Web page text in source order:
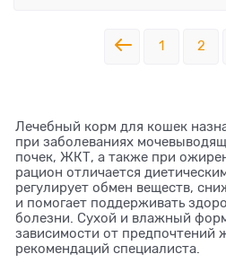
1 2
Лечебный корм для кошек
при заболеваниях
почек, ЖКТ, а также при
рацион отличается
регулирует обмен веществ,
и помогает поддерживать
болезни. Сухой и влажный
зависимости от предпочтений
рекомендаций специалиста.